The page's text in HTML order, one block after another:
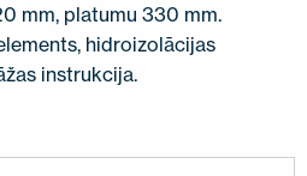
mm, platumu 330 mm.
hidroizolācijas
instrukcija.